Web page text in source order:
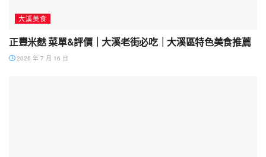
大溪美食
正豐米麩 菜單&評價｜大溪老街必吃｜大溪區特色美食推薦
2026 年 7 月 16 日